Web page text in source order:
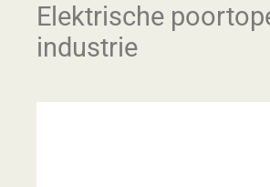
Elektrische
industrie